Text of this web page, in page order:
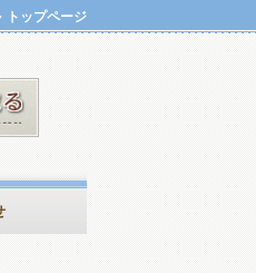
トップページ